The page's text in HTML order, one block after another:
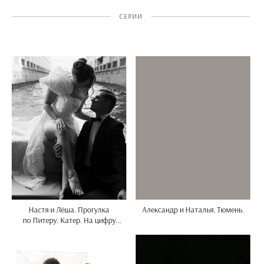
СЕРИИ
Настя и Лёша. Прогулка
по Питеру. Катер. На цифру
Александр и Наталья. Тюмень.